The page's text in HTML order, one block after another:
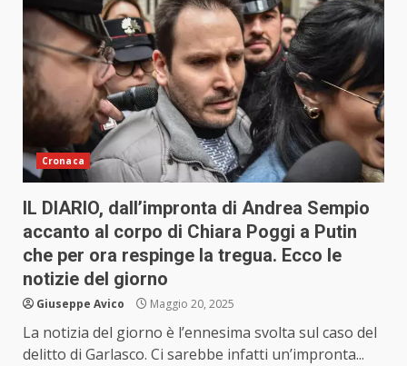
Cronaca
IL DIARIO, dall’impronta di Andrea Sempio
accanto al corpo di Chiara Poggi a Putin
che per ora respinge la tregua. Ecco le
notizie del giorno
Giuseppe Avico Maggio 20, 2025
La notizia del giorno è l’ennesima svolta sul caso del
delitto di Garlasco. Ci sarebbe infatti un’impronta...